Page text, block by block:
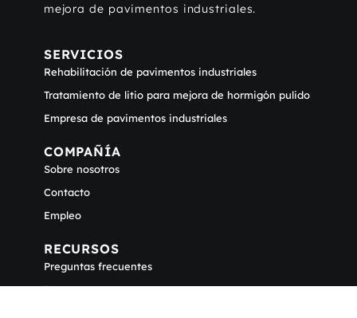
mejora de pavimentos industriales.
SERVICIOS
Rehabilitación de pavimentos industriales
Tratamiento de litio para mejora de hormigón pulido
Empresa de pavimentos industriales
COMPAÑÍA
Sobre nosotros
Contacto
Empleo
RECURSOS
Preguntas frecuentes
Descargas